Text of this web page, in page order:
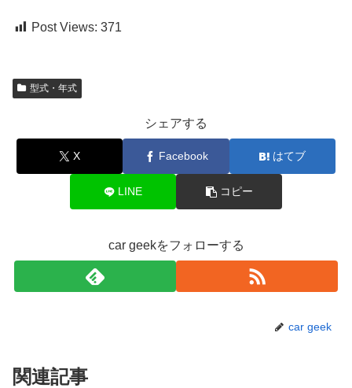
Post Views: 371
型式・年式
シェアする
X Facebook はてブ
LINE コピー
car geekをフォローする
car geek
関連記事